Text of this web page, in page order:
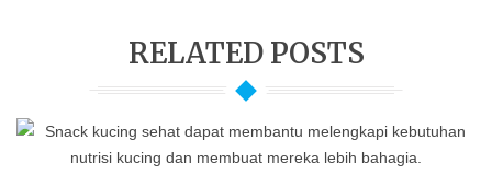
RELATED POSTS